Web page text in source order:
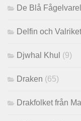
De Blå
Delfin och Valriket
Djwhal Khul (9)
Draken (65)
Drakfolket från